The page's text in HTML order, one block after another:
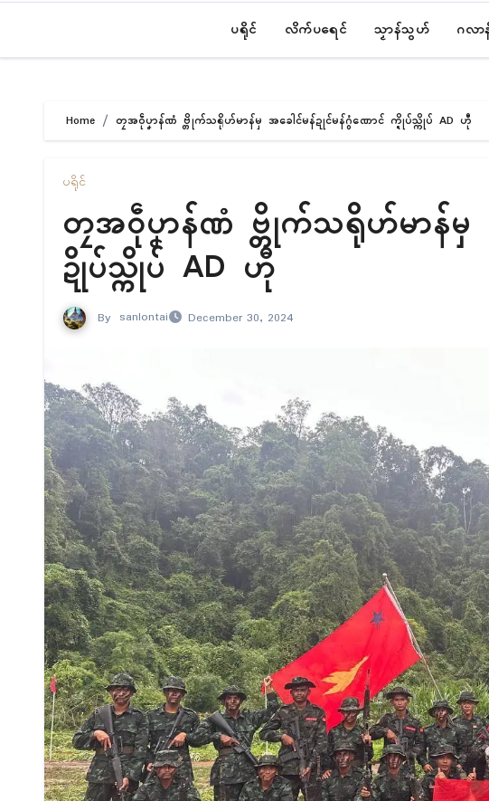
ပရိုၚ် လိက်ပရေၚ် သၟာန်သွဟ် ဂလာ
Home တၠအဝဵုပၞာန်ဏံ ဗ္တိုက်သရိုဟ်မာန်မှ အခေါၚ်မန်ဍုၚ်မန်ဂွံဏောၚ် က္ဍိုပ်သ္ကိုပ် AD ဟီု
ပရိုၚ်
တၠအဝဵုပၞာန်ဏံ ဗ္တိုက်သရိုဟ်မာန်မှ
ဍိုပ်သ္ကိုပ် AD ဟီု
By sanlontai December 30, 2024